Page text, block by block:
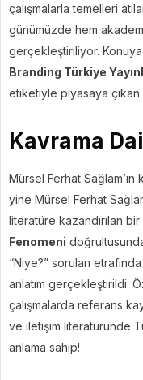
çalışmalarla temelleri
günümüzde hem
gerçekleştiriliyor. Konuya
Branding Türkiye
etiketiyle piyasaya çıkan
Kavrama
Mürsel Ferhat Sağlam’ın
yine Mürsel Ferhat
literatüre kazandırılan
Fenomeni
“Niye?” soruları
anlatım gerçekleştirildi.
çalışmalarda referans
ve iletişim literatüründe
anlama sahip!